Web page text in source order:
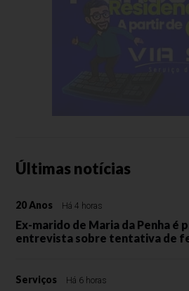
Últimas notícias
20 Anos Há 4 horas
Ex-marido de Maria da Penha é
entrevista sobre tentativa de
Serviços Há 6 horas